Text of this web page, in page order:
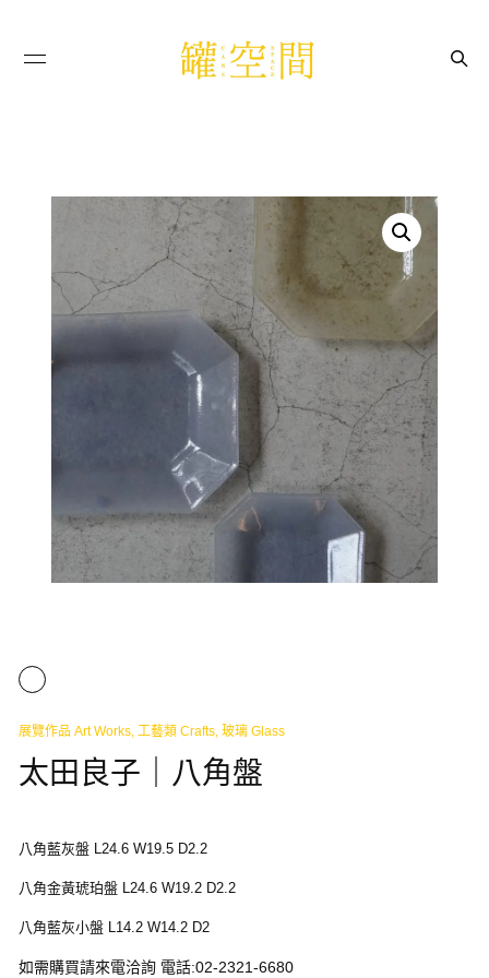
展覽作品 Art Works, 工藝類 Crafts, 玻璃 Glass
太田良子｜八角盤
八角藍灰盤 L24.6 W19.5 D2.2
八角金黃琥珀盤 L24.6 W19.2 D2.2
八角藍灰小盤 L14.2 W14.2 D2
如需購買請來電洽詢 電話:02-2321-6680